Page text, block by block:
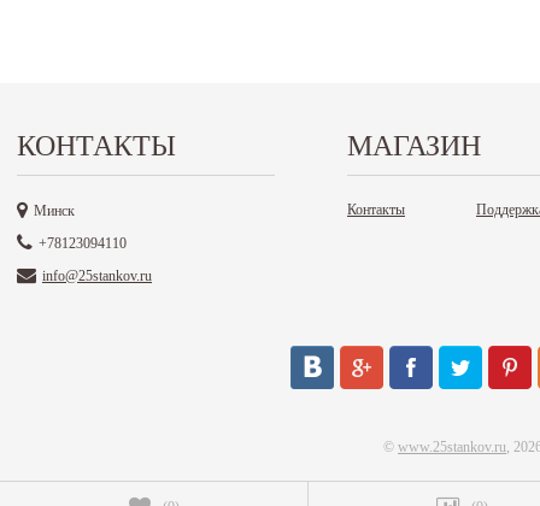
КОНТАКТЫ
Минск
+78123094110
info@25stankov.ru
МАГАЗИН
Контакты
© www.25stankov.ru,